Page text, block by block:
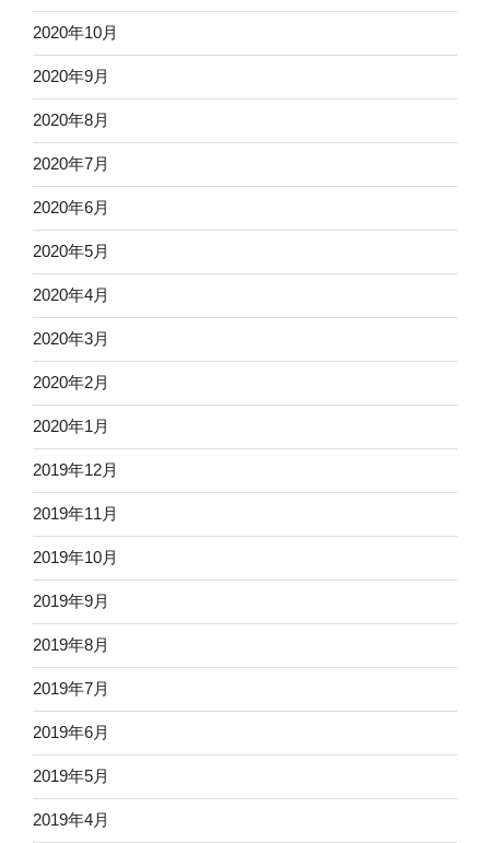
2020年10月
2020年9月
2020年8月
2020年7月
2020年6月
2020年5月
2020年4月
2020年3月
2020年2月
2020年1月
2019年12月
2019年11月
2019年10月
2019年9月
2019年8月
2019年7月
2019年6月
2019年5月
2019年4月